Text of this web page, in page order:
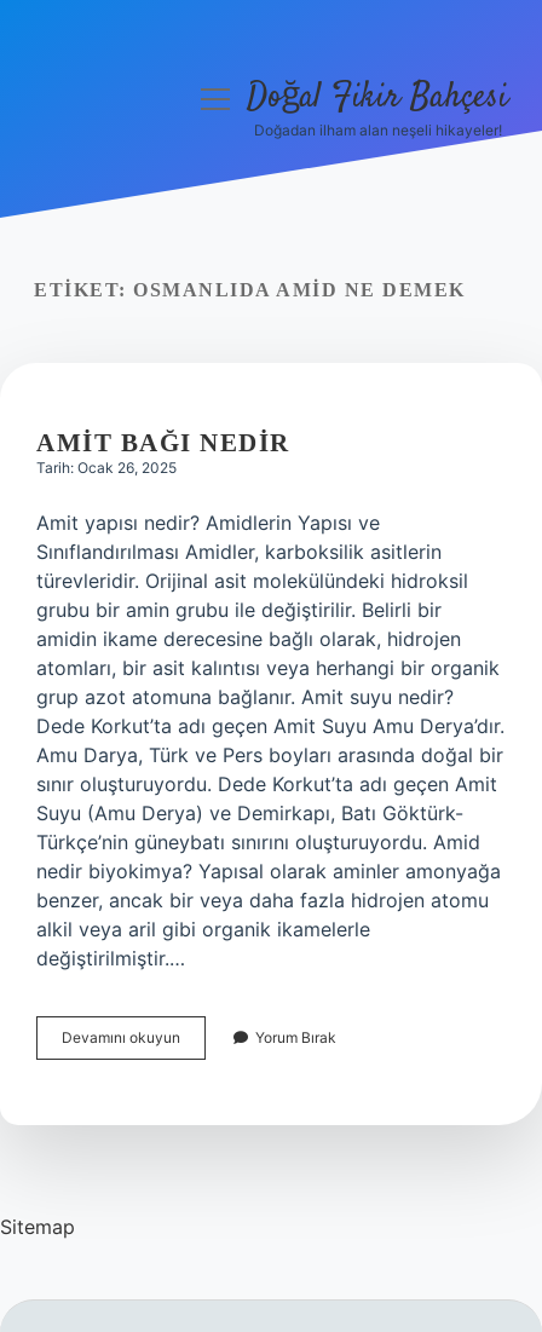
Yasal Uyarı
menüyüDoğal Fikir Bahçesi
Doğadan ilham alan neşeli hikayeler!
ETIKET: OSMANLIDA AMID NE DEMEK
AMIT BAĞI NEDIR
Tarih: Ocak 26, 2025
Amit yapısı nedir? Amidlerin Yapısı ve
Sınıflandırılması Amidler, karboksilik asitlerin
türevleridir. Orijinal asit molekülündeki hidroksil
grubu bir amin grubu ile değiştirilir. Belirli bir
amidin ikame derecesine bağlı olarak, hidrojen
atomları, bir asit kalıntısı veya herhangi bir organik
grup azot atomuna bağlanır. Amit suyu nedir?
Dede Korkut’ta adı geçen Amit Suyu Amu Derya’dır.
Amu Darya, Türk ve Pers boyları arasında doğal bir
sınır oluşturuyordu. Dede Korkut’ta adı geçen Amit
Suyu (Amu Derya) ve Demirkapı, Batı Göktürk-
Türkçe’nin güneybatı sınırını oluşturuyordu. Amid
nedir biyokimya? Yapısal olarak aminler amonyağa
benzer, ancak bir veya daha fazla hidrojen atomu
alkil veya aril gibi organik ikamelerle
değiştirilmiştir.…
Devamını okuyun
Bağı
Yorum Bırak
Sitemap